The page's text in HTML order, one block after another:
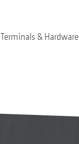
Terminals & Hardware